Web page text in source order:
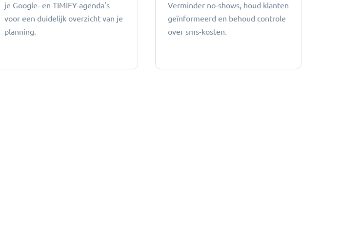
je Google- en TIMIFY-agenda's
voor een duidelijk overzicht van je
planning.
Verminder no-shows, houd klanten
geïnformeerd en behoud controle
over sms-kosten.